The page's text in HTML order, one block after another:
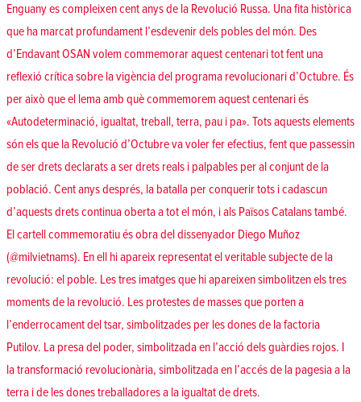
Enguany es compleixen cent anys de la Revolució Russa. Una fita històrica
que ha marcat profundament l’esdevenir dels pobles del món. Des
d’Endavant OSAN volem commemorar aquest centenari tot fent una
reflexió crítica sobre la vigència del programa revolucionari d’Octubre. És
per això que el lema amb què commemorem aquest centenari és
«Autodeterminació, igualtat, treball, terra, pau i pa». Tots aquests elements
són els que la Revolució d’Octubre va voler fer efectius, fent que passessin
de ser drets declarats a ser drets reals i palpables per al conjunt de la
població. Cent anys després, la batalla per conquerir tots i cadascun
d’aquests drets continua oberta a tot el món, i als Països Catalans també.
El cartell commemoratiu és obra del dissenyador Diego Muñoz
(@milvietnams). En ell hi apareix representat el veritable subjecte de la
revolució: el poble. Les tres imatges que hi apareixen simbolitzen els tres
moments de la revolució. Les protestes de masses que porten a
l’enderrocament del tsar, simbolitzades per les dones de la factoria
Putilov. La presa del poder, simbolitzada en l’acció dels guàrdies rojos. I
la transformació revolucionària, simbolitzada en l’accés de la pagesia a la
terra i de les dones treballadores a la igualtat de drets.